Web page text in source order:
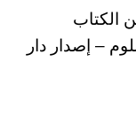
الكتاب
– إصدار دار